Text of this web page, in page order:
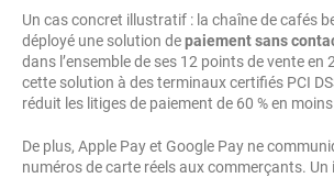
Un cas concret illustratif : la chaîne de cafés
déployé une solution depaiement sans
dans l’ensemble de ses 12 points de vente en
cette solution à des terminaux certifiés PCI
réduit les litiges de paiement de 60 % en
De plus, Apple Pay et Google Pay ne
numéros de carte réels aux commerçants.